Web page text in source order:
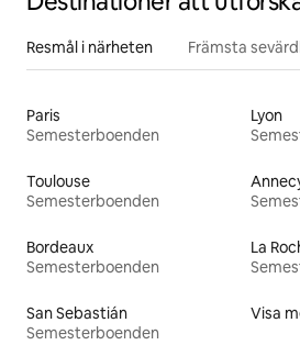
Resmål i närheten Främsta
Paris
Semesterboenden
Lyon
Toulouse
Semesterboenden
Bordeaux
Semesterboenden
La
San Sebastián
Semesterboenden
Visa